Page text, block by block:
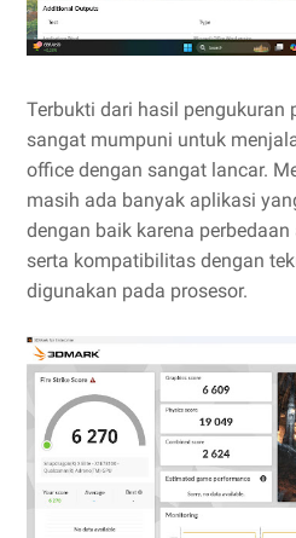
Terbukti dari hasil pengukuran
sangat mumpuni untuk
office dengan sangat lancar.
masih ada banyak aplikasi
dengan baik karena
serta kompatibilitas dengan
digunakan pada prosesor.